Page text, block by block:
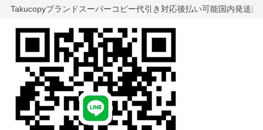
Takucopyブランドスーパーコピー代引き対応後払い可能国内発送